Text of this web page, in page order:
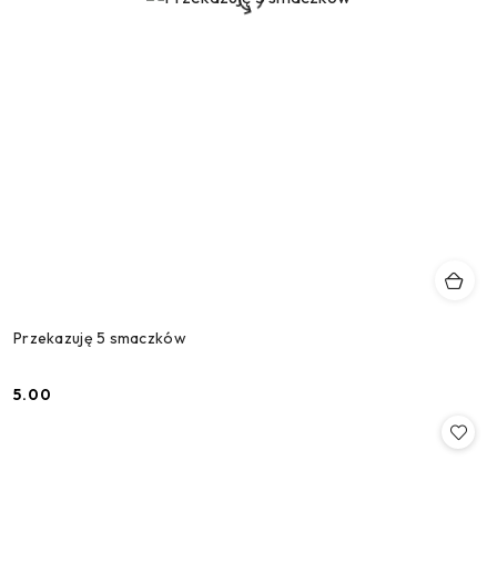
Przekazuję 5 smaczków
Cena:
5.00